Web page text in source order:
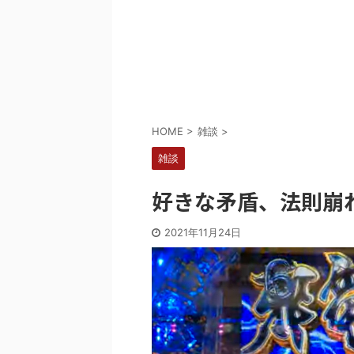
HOME > 雑談 >
雑談
好きな矛盾、法則崩
2021年11月24日